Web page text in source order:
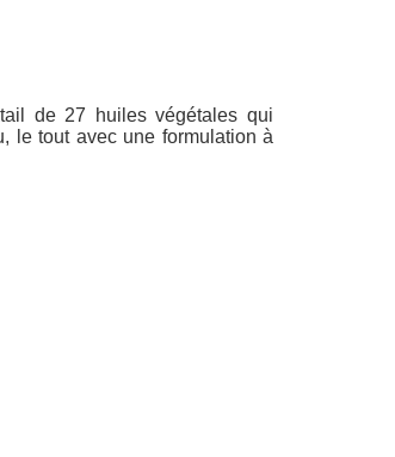
de 27 huiles végétales qui
le tout avec une formulation à